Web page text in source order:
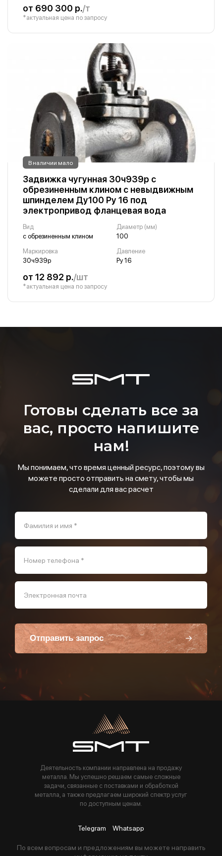
от 690 300 р./т
*актуальная цена по запросу
В наличии мало
Задвижка чугунная 30ч939р с
обрезиненным клином с невыдвижным
шпинделем Ду100 Ру 16 под
электропривод фланцевая вода
Вид
с обрезиненным клином
Диаметр (мм)
100
Маркировка
30ч939р
Давление
Ру 16
от 12 892 р./шт
*актуальная цена по запросу
Готовы сделать все за
вас, просто напишите
нам!
Мы понимаем, что время ценный ресурс, поэтому вы
можете просто отправить на смету, чтобы мы
сделали для вас расчет
Фамилия и имя *
Номер телефона *
Электронная почта
Отправить запрос
Пользуясь данной формой вы соглашаетесь с политикой компании
Деятельность компании направлена на продажу
металла. Мы успешно решаем самые сложные
задачи, связанные с поставками и обработкой
металла, а также предлагаем широкий спектр услуг
по доступным ценам.
Telegram Whatsapp
По всем вопросам и предложениям вы можете направить